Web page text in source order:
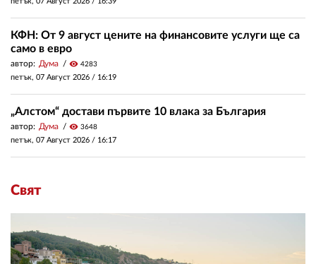
КФН: От 9 август цените на финансовите услуги ще са
само в евро
автор: Дума visibility 4283
петък, 07 Август 2026 / 16:19
„Алстом“ достави първите 10 влака за България
автор: Дума visibility 3648
петък, 07 Август 2026 / 16:17
Свят